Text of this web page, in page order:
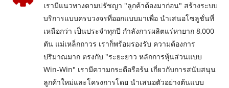
เรามีแนวทางตามปรัชญา "ลูกค้าต้องมาก่อน" สร้างระบบ
บริการแบบครบวงจรที่ออกแบบมาเพื่อ นำเสนอโซลูชั่นที่
เหนือกว่า เป็นประจำทุกปี กำลังการผลิตแร่หายาก 8,000
ตัน แม่เหล็กถาวร เราก็พร้อมรองรับ ความต้องการ
ปริมาณมาก ตรงกับ "ระยะยาว หลักการหุ้นส่วนแบบ
Win-Win" เรามีความกระตือรือร้น เกี่ยวกับการสนับสนุน
ลูกค้าใหม่และโครงการโดย นำเสนอตัวอย่างต้นแบบ